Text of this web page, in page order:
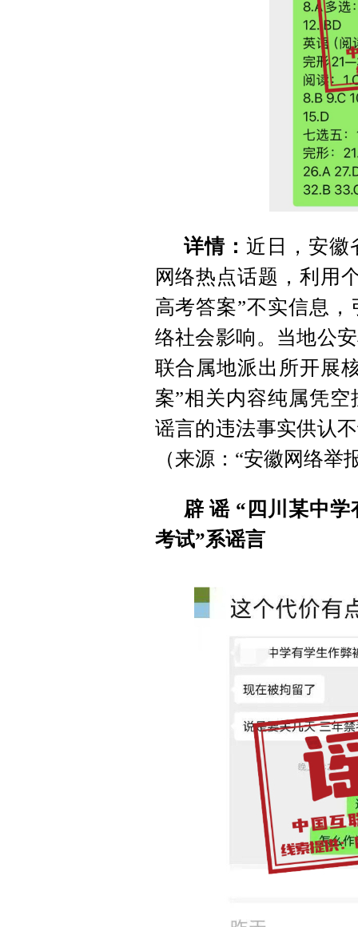
详情： 近日，安徽
网络热点话题，利用
高考答案”不实信息
络社会影响。当地公
联合属地派出所开展
案”相关内容纯属凭
谣言的违法事实供认
（来源：“安徽网络举
辟 谣 “四川某中学
考试”系谣言